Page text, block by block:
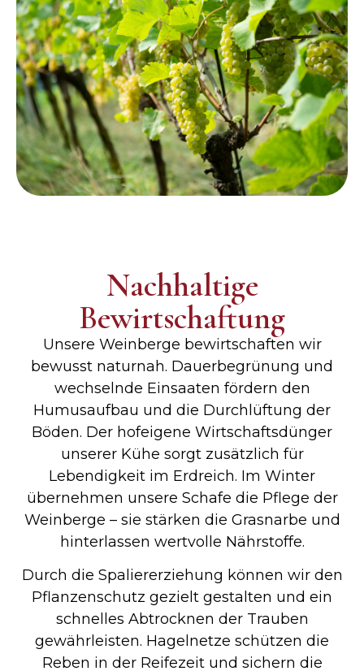
Nachhaltige
Bewirtschaftung
Unsere Weinberge bewirtschaften wir
bewusst naturnah. Dauerbegrünung und
wechselnde Einsaaten fördern den
Humusaufbau und die Durchlüftung der
Böden. Der hofeigene Wirtschaftsdünger
unserer Kühe sorgt zusätzlich für
Lebendigkeit im Erdreich. Im Winter
übernehmen unsere Schafe die Pflege der
Weinberge – sie stärken die Grasnarbe und
hinterlassen wertvolle Nährstoffe.
Durch die Spaliererziehung können wir den
Pflanzenschutz gezielt gestalten und ein
schnelles Abtrocknen der Trauben
gewährleisten. Hagelnetze schützen die
Reben in der Reifezeit und sichern die